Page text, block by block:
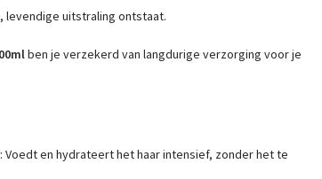
levendige uitstraling ontstaat.
ben je verzekerd van langdurige verzorging voor je
: Voedt en hydrateert het haar intensief, zonder het te